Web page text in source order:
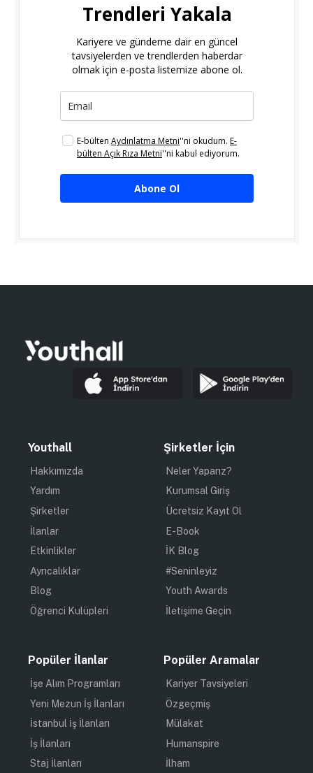
Trendleri Yakala
Kariyere ve gündeme dair en güncel
tavsiyelerden ve trendlerden haberdar
olmak için e-posta listemize abone ol.
E-bülten Aydınlatma Metni''ni okudum. E-
bülten Açık Rıza Metni''ni kabul ediyorum.
Abone Ol
Youthall
Hakkımızda
Yardım
Şirketler
İlanlar
Etkinlikler
Ayrıcalıklar
Blog
Öğrenci Kulüpleri
Şirketler İçin
Neler Yaparız?
Kurumsal Giriş
Ücretsiz Kayıt Ol
E-Book
İK Blog
#Seninleyiz
Youth Awards
İletişime Geçin
Popüler İlanlar
İşe Alım Programları
Yeni Mezun İş İlanları
İstanbul İş İlanları
İş İlanları
Staj İlanları
Popüler Aramalar
Kariyer Tavsiyeleri
Özgeçmiş
Mülakat
Humanspire
İlham